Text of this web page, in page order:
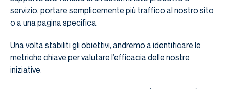
servizio, portare semplicemente più traffico al nostro sito
o a una pagina specifica.
Una volta stabiliti gli obiettivi, andremo a identificare le
metriche chiave per valutare l’efficacia delle nostre
iniziative.